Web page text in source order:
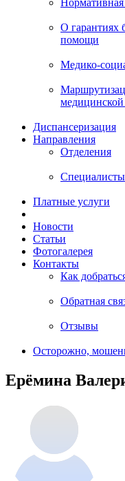
О гарантиях
помощи
Медико-
Диспансеризация
Направления
Отделения
Специалисты
Платные услуги
Новости
Статьи
Фотогалерея
Контакты
Как
Обратная
Отзывы
Осторожно,
Ерёмина